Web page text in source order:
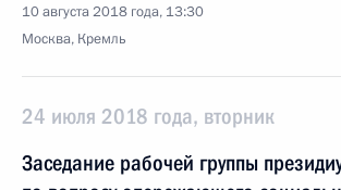
10 августа 2018 года, 13:30
Москва, Кремль
24 июля 2018 года, вторник
Заседание рабочей группы